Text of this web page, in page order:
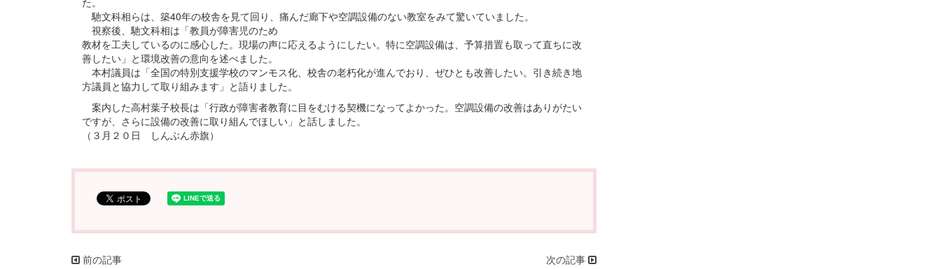
馳文科相らは、築40年の校舎を見て回り、痛んだ廊下や空調設備のない教室をみて驚いていました。
視察後、馳文科相は「教員が障害児のため
教材を工夫しているのに感心した。現場の声に応えるようにしたい。特に空調設備は、予算措置も取って直ちに改
善したい」と環境改善の意向を述べました。
本村議員は「全国の特別支援学校のマンモス化、校舎の老朽化が進んでおり、ぜひとも改善したい。引き続き地
方議員と協力して取り組みます」と語りました。
案内した高村葉子校長は「行政が障害者教育に目をむける契機になってよかった。空調設備の改善はありがたい
ですが、さらに設備の改善に取り組んでほしい」と話しました。
（３月２０日 しんぶん赤旗）